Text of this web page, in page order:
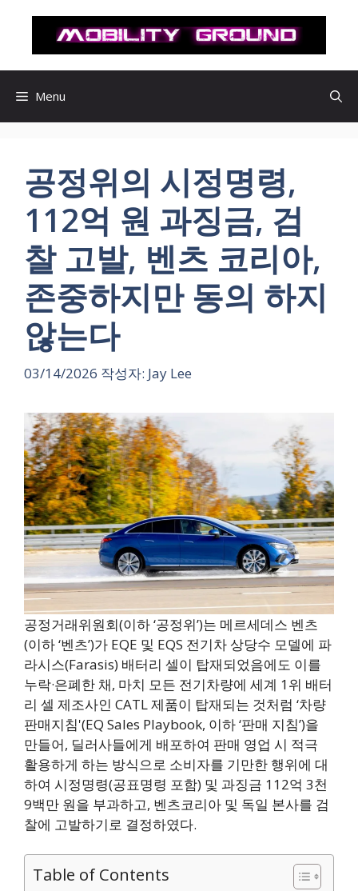
로
Menu
공정위의 시정명령,
112억 원 과징금, 검
찰 고발, 벤츠 코리아,
존중하지만 동의 하지
않는다
03/14/2026 작성자: Jay Lee
공정거래위원회(이하 ‘공정위’)는 메르세데스 벤츠
(이하 ‘벤츠’)가 EQE 및 EQS 전기차 상당수 모델에 파
라시스(Farasis) 배터리 셀이 탑재되었음에도 이를
누락·은폐한 채, 마치 모든 전기차량에 세계 1위 배터
리 셀 제조사인 CATL 제품이 탑재되는 것처럼 ‘차량
판매지침'(EQ Sales Playbook, 이하 ‘판매 지침’)을
만들어, 딜러사들에게 배포하여 판매 영업 시 적극
활용하게 하는 방식으로 소비자를 기만한 행위에 대
하여 시정명령(공표명령 포함) 및 과징금 112억 3천
9백만 원을 부과하고, 벤츠코리아 및 독일 본사를 검
찰에 고발하기로 결정하였다.
Table of Contents